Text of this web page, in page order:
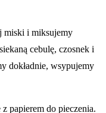
miski i miksujemy
cebulę, czosnek i
dokładnie, wsypujemy
papierem do pieczenia.